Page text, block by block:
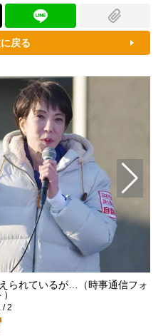
戻る
られているが…（時事通信フォ
）
/2